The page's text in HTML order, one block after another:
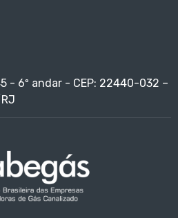
- 6º andar - CEP: 22440-032 –